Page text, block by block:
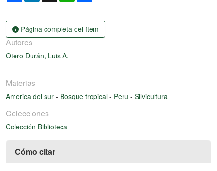
Página completa del ítem
Autores
Otero Durán, Luis A.
Materias
America del sur - Bosque tropical - Peru - Silvicultura
Colecciones
Colección Biblioteca
Cómo citar